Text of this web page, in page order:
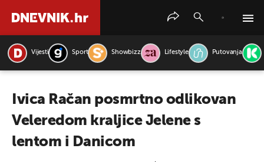
Vijesti Sport Showbizz Lifestyle Putovanja
Ivica Račan posmrtno odlikovan
Veleredom kraljice Jelene s
lentom i Danicom
PRETRAŽITE VIJESTI